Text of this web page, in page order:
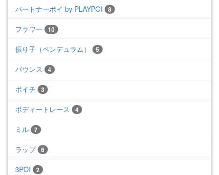
パートナーポイ by PLAYPOI 8
フラワー 10
振り子（ペンデュラム） 5
バウンス 4
ポイチ 3
ボディートレース 4
ミル 7
ラップ 6
3POI 2